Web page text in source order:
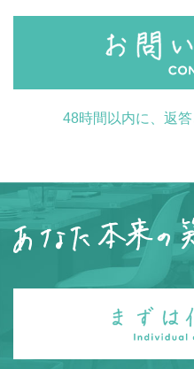
48時間以内に、返答